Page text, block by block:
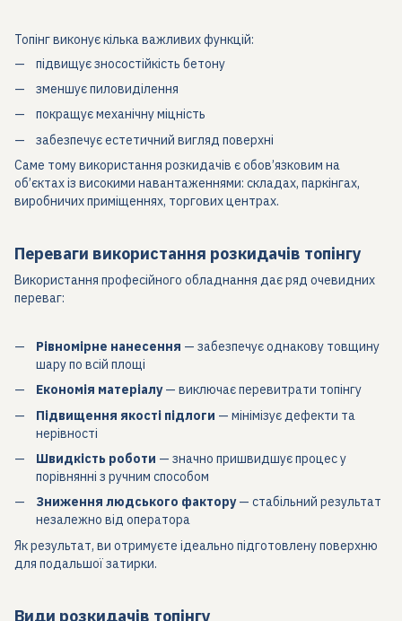
Топінг виконує кілька важливих функцій:
підвищує зносостійкість бетону
зменшує пиловиділення
покращує механічну міцність
забезпечує естетичний вигляд поверхні
Саме тому використання розкидачів є обов’язковим на
об’єктах із високими навантаженнями: складах, паркінгах,
виробничих приміщеннях, торгових центрах.
Переваги використання розкидачів топінгу
Використання професійного обладнання дає ряд очевидних
переваг:
Рівномірне нанесення — забезпечує однакову товщину
шару по всій площі
Економія матеріалу— виключає перевитрати топінгу
Підвищення якості підлоги — мінімізує дефекти та
нерівності
Швидкість роботи — значно пришвидшує процес у
порівнянні з ручним способом
Зниження людського фактору— стабільний результат
незалежно від оператора
Як результат, ви отримуєте ідеально підготовлену поверхню
для подальшої затирки.
Види розкидачів топінгу